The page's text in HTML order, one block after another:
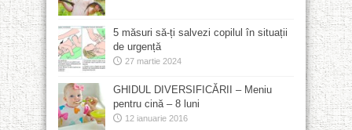
5 măsuri să-ți salvezi copilul în situații
de urgență
27 martie 2024
GHIDUL DIVERSIFICĂRII – Meniu
pentru cină – 8 luni
12 ianuarie 2016